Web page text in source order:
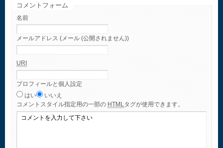
コメントフォーム
名前
メールアドレス (メール (公開されません))
URI
プロフィールと個人設定
はい
いいえ
コメント スタイル指定用の一部の HTMLタグが使用できます。